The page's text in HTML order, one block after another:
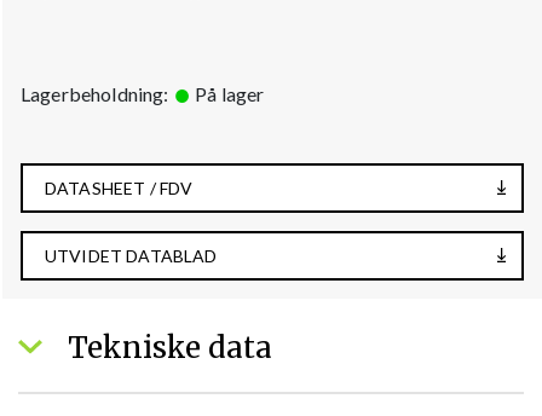
Lagerbeholdning: På lager
DATASHEET / FDV
UTVIDET DATABLAD
Tekniske data